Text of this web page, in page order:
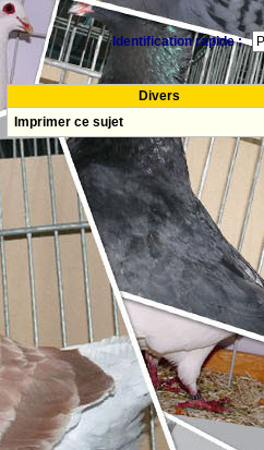
Identification rapide :
Divers
Imprimer ce sujet